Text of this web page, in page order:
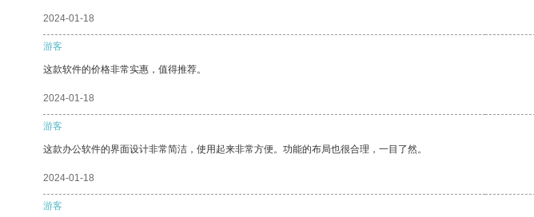
2024-01-18
游客
这款软件的价格非常实惠，值得推荐。
2024-01-18
游客
这款办公软件的界面设计非常简洁，使用起来非常方便。功能的布局也很合理，一目了然。
2024-01-18
游客